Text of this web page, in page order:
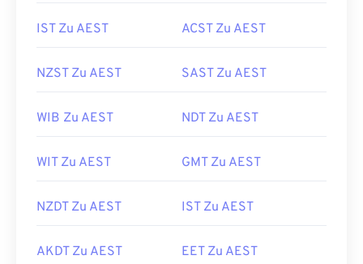
IST Zu AEST ACST Zu AEST
NZST Zu AEST SAST Zu AEST
WIB Zu AEST NDT Zu AEST
WIT Zu AEST GMT Zu AEST
NZDT Zu AEST IST Zu AEST
AKDT Zu AEST EET Zu AEST